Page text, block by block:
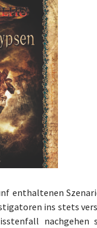
enthaltenen
ins stets
nachgehen